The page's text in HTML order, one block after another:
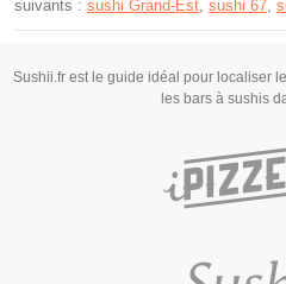
suivants : sushi Grand-Est, sushi 67,
Sushii.fr est le guide idéal pour localiser
les bars à sushis